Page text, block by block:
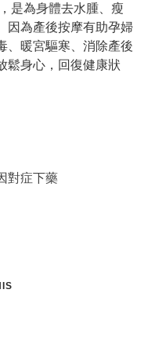
，是為身體去水腫、瘦
因為產後按摩有助孕婦
、暖宮驅寒、消除產後
鬆身心，回復健康狀
對症下藥